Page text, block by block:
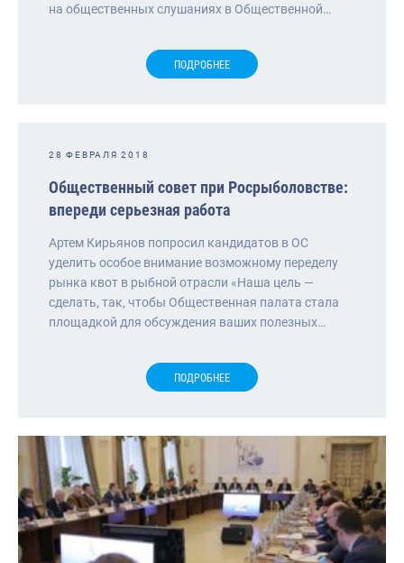
на общественных слушаниях в Общественной…
ПОДРОБНЕЕ
28 ФЕВРАЛЯ 2018
Общественный совет при Росрыболовстве:
впереди серьезная работа
Артем Кирьянов попросил кандидатов в ОС
уделить особое внимание возможному переделу
рынка квот в рыбной отрасли «Наша цель —
сделать, так, чтобы Общественная палата стала
площадкой для обсуждения ваших полезных…
ПОДРОБНЕЕ